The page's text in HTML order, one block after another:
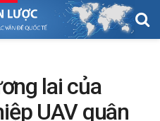
lai của
UAV quân